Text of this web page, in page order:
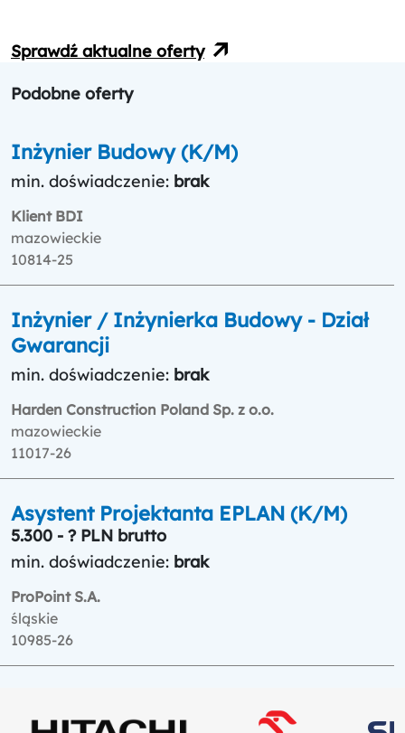
Sprawdź aktualne oferty
Podobne oferty
Inżynier Budowy (K/M)
min. doświadczenie: brak
Klient BDI
mazowieckie
10814-25
Inżynier / Inżynierka Budowy - Dział
Gwarancji
min. doświadczenie: brak
Harden Construction Poland Sp. z o.o.
mazowieckie
11017-26
Asystent Projektanta EPLAN (K/M)
5.300 - ? PLN brutto
min. doświadczenie: brak
ProPoint S.A.
śląskie
10985-26